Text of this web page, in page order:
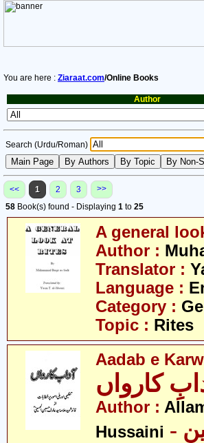
You are here : Ziaraat.com/Online Books
Author
Search (Urdu/Roman)
<< 1 2 3
>>
58 Book(s) found - Displaying 1 to 25
A general
Author :
Translator :
Language :
Category :
Topic : Rites
Aadab e
کارواں
Author :
Hussaini - علامہ سید عارف حسین